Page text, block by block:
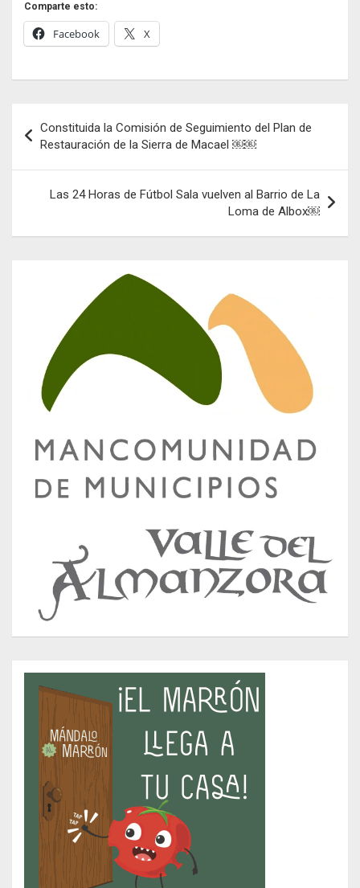
Comparte esto:
Facebook X
de
entradas
Constituida la Comisión de Seguimiento del Plan de
Restauración de la Sierra de Macael ￼￼
Las 24 Horas de Fútbol Sala vuelven al Barrio de La
Loma de Albox￼